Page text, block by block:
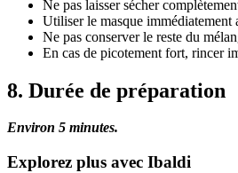
Ne pas laisser sécher
Utiliser le masque immédiatement
Ne pas conserver le reste du
En cas de picotement fort, rincer
8. Durée de préparation
Environ 5 minutes.
Explorez plus avec Ibaldi